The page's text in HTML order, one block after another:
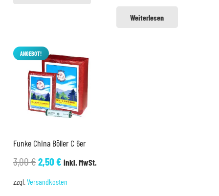
Weiterlesen
ANGEBOT!
Funke China Böller C 6er
3,00€Ursprünglicher
2,50€Aktueller
inkl. MwSt.
zzgl. Versandkosten